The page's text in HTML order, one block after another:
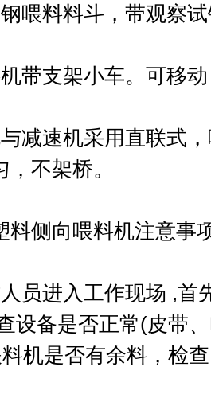
料料斗，带观察试
支架小车。可移动
速机采用直联式，
不架桥。
料侧向喂料机注意事
进入工作现场 ,首
设备是否正常(皮带
机是否有余料，检